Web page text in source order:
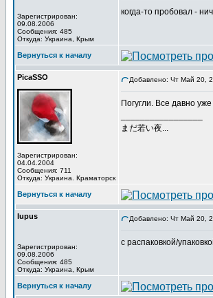
Зарегистрирован:
09.08.2006
Сообщения: 485
Откуда: Украина, Крым
когда-то пробовал -
Вернуться к началу
PicaSSO
Зарегистрирован:
04.04.2004
Сообщения: 711
Откуда: Украина. Краматорск
Добавлено: Чт Май 20,
Погугли. Все давно
まだ若い夜...
Вернуться к началу
lupus
Зарегистрирован:
09.08.2006
Сообщения: 485
Откуда: Украина, Крым
Добавлено: Чт Май 20,
с распаковкой/
Вернуться к началу